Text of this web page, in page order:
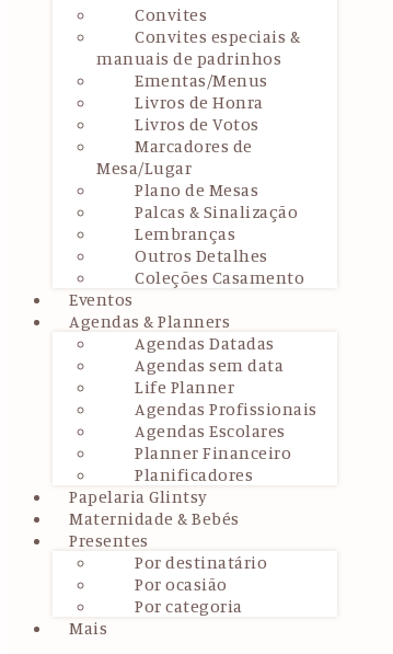
Convites
Convites especiais &
manuais de padrinhos
Ementas/Menus
Livros de Honra
Livros de Votos
Marcadores de
Mesa/Lugar
Plano de Mesas
Palcas & Sinalização
Lembranças
Outros Detalhes
Coleções Casamento
Eventos
Agendas & Planners
Agendas Datadas
Agendas sem data
Life Planner
Agendas Profissionais
Agendas Escolares
Planner Financeiro
Planificadores
Papelaria Glintsy
Maternidade & Bebés
Presentes
Por destinatário
Por ocasião
Por categoria
Mais